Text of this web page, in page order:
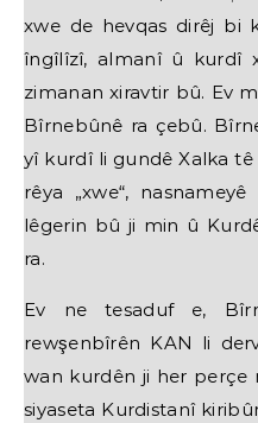
xwe de hevqas dirêj bi
îngîlîzî, almanî û kurdî
zimanan xiravtir bû. Ev
Bîrnebûnê ra çebû.
yî kurdî li gundê Xalka
rêya „xwe“,
lêgerin bû ji min û
ra.
Ev ne tesaduf e,
rewşenbîrên KAN li
wan kurdên ji her perçe
siyaseta Kurdistanî